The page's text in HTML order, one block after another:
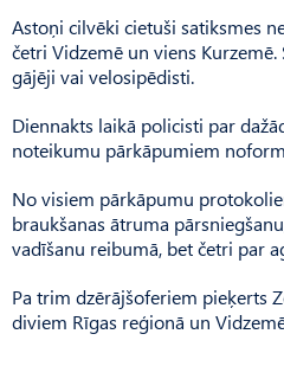
Astoņi cilvēki cietuši satiksmes
četri Vidzemē un viens
gājēji vai velosipēdisti.
Diennakts laikā policisti par
noteikumu pārkāpumiem
No visiem pārkāpumu
braukšanas ātruma
vadīšanu reibumā, bet četri par
Pa trim dzērājšoferiem pieķerts
diviem Rīgas reģionā un